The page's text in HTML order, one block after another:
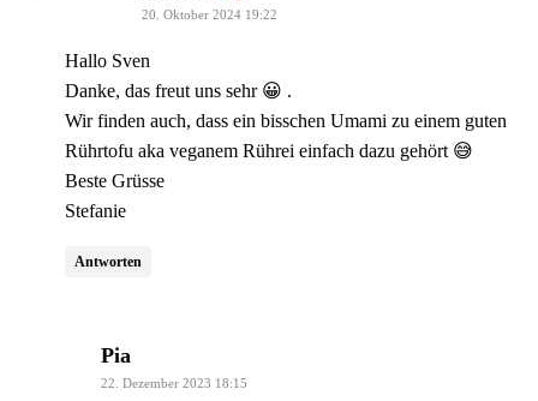
20. Oktober 2024 19:22
Hallo Sven
Danke, das freut uns sehr 😀 .
Wir finden auch, dass ein bisschen Umami zu einem guten
Rührtofu aka veganem Rührei einfach dazu gehört 😅
Beste Grüsse
Stefanie
Antworten
Pia
22. Dezember 2023 18:15